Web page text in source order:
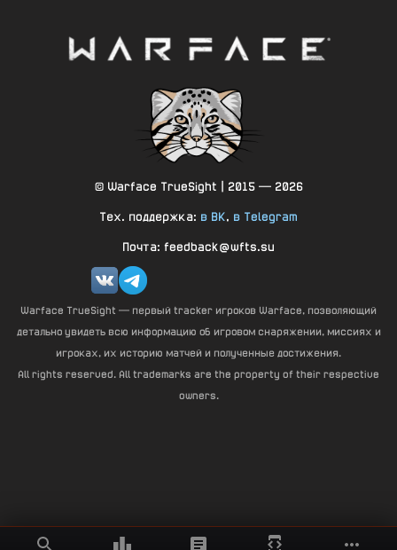
© Warface TrueSight | 2015 — 2026
Тех. поддержка: в ВК, в Telegram
Почта: feedback@wfts.su
Warface TrueSight — первый tracker игроков Warface, позволяющий
детально увидеть всю информацию об игровом снаряжении, миссиях и
игроках, их историю матчей и полученные достижения.
All rights reserved. All trademarks are the property of their respective
owners.